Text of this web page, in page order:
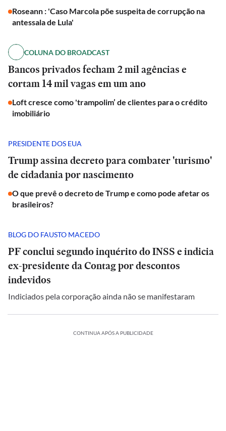
Roseann : 'Caso Marcola põe suspeita de corrupção na
antessala de Lula'
COLUNA DO BROADCAST
Bancos privados fecham 2 mil agências e
cortam 14 mil vagas em um ano
Loft cresce como 'trampolim’ de clientes para o crédito
imobiliário
PRESIDENTE DOS EUA
Trump assina decreto para combater 'turismo'
de cidadania por nascimento
O que prevê o decreto de Trump e como pode afetar os
brasileiros?
BLOG DO FAUSTO MACEDO
PF conclui segundo inquérito do INSS e indicia
ex-presidente da Contag por descontos
indevidos
Indiciados pela corporação ainda não se manifestaram
CONTINUA APÓS A PUBLICIDADE